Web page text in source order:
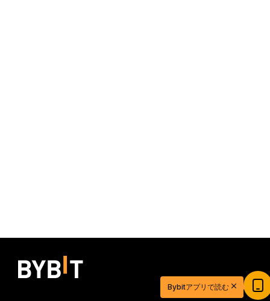
20ドル相当の特典ゲットで取引を始めよう
新規登録＆取引で20ドル相当の獲得チャンス！Bybitアプリで読む